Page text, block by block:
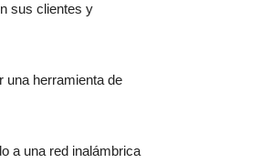
sus clientes y
una herramienta de
a una red inalámbrica